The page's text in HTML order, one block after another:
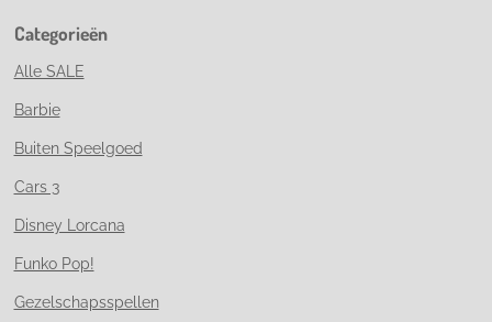
Categorieën
Alle SALE
Barbie
Buiten Speelgoed
Cars 3
Disney Lorcana
Funko Pop!
Gezelschapsspellen